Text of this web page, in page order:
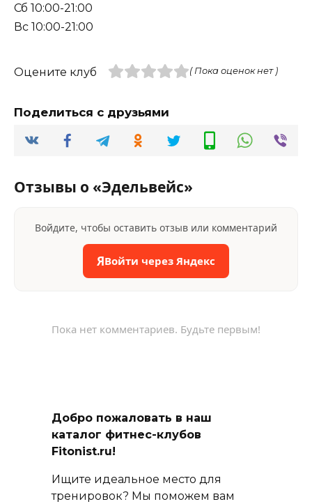
Сб 10:00-21:00
Вс 10:00-21:00
Оцените клуб ( Пока оценок нет )
Поделиться с друзьями
Отзывы о «Эдельвейс»
Войдите, чтобы оставить отзыв или комментарий
ЯВойти через Яндекс
Пока нет комментариев. Будьте первым!
Добро пожаловать в наш
каталог фитнес-клубов
Fitonist.ru!
Ищите идеальное место для
тренировок? Мы поможем вам